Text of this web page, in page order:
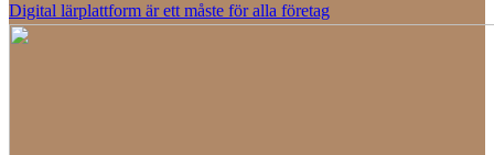
Digital lärplattform är ett måste för alla företag